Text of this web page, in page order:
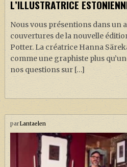
L’ILLUSTRATRICE
Nous vous présentions dans un
couvertures de la nouvelle
Potter. La créatrice Hanna
comme une graphiste plus
nos questions sur […]
parLantaelen